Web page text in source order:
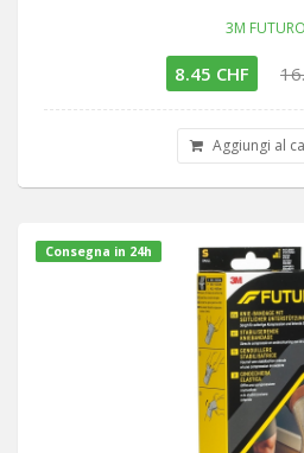
3M FUTURO
8.45 CHF
Aggiungi al
Consegna in 24h